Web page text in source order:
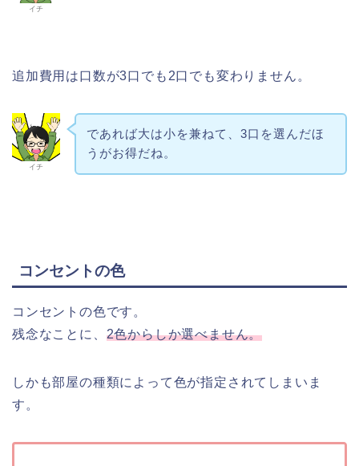
イチ
追加費用は口数が3口でも2口でも変わりません。
イチ
であれば大は小を兼ねて、3口を選んだほ
うがお得だね。
コンセントの色
コンセントの色です。
残念なことに、 2色からしか選べません。
しかも部屋の種類によって色が指定されてしまいま
す。